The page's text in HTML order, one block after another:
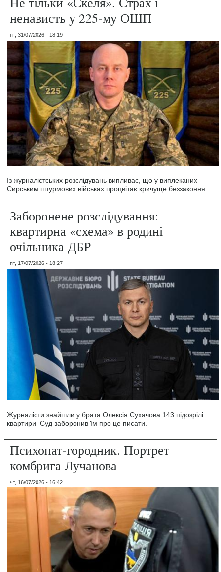
ненависть у 225-му ОШП
пт, 31/07/2026 - 18:19
Із журналістських розслідувань випливає, що у виплеканих
Сирським штурмових військах процвітає кричуще беззаконня.
Заборонене розслідування:
квартирна «схема» в родині
очільника ДБР
пт, 17/07/2026 - 18:27
Журналісти знайшли у брата Олексія Сухачова 143 підозрілі
квартири. Суд заборонив їм про це писати.
Психопат-городник. Портрет
комбрига Лучанова
чт, 16/07/2026 - 16:42